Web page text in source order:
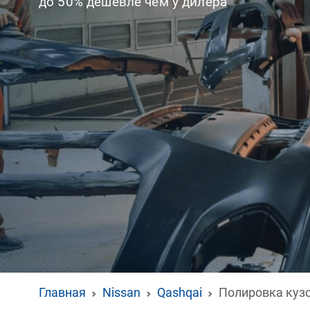
Главная Nissan Qashqai Полировка